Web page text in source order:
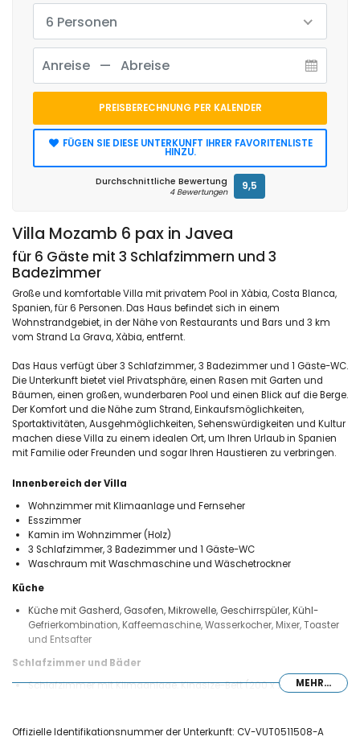
Villa Mozamb 6 pax in Javea
für 6 Gäste mit 3 Schlafzimmern und 3
Badezimmer
Große und komfortable Villa mit privatem Pool in Xàbia, Costa Blanca,
Spanien, für 6 Personen. Das Haus befindet sich in einem
Wohnstrandgebiet, in der Nähe von Restaurants und Bars und 3 km
vom Strand La Grava, Xàbia, entfernt.
Das Haus verfügt über 3 Schlafzimmer, 3 Badezimmer und 1 Gäste-WC.
Die Unterkunft bietet viel Privatsphäre, einen Rasen mit Garten und
Bäumen, einen großen, wunderbaren Pool und einen Blick auf die Berge.
Der Komfort und die Nähe zum Strand, Einkaufsmöglichkeiten,
Sportaktivitäten, Ausgehmöglichkeiten, Sehenswürdigkeiten und Kultur
machen diese Villa zu einem idealen Ort, um Ihren Urlaub in Spanien
mit Familie oder Freunden und sogar Ihren Haustieren zu verbringen.
Innenbereich der Villa
Wohnzimmer mit Klimaanlage und Fernseher
Esszimmer
Kamin im Wohnzimmer (Holz)
3 Schlafzimmer, 3 Badezimmer und 1 Gäste-WC
Waschraum mit Waschmaschine und Wäschetrockner
Küche
Küche mit Gasherd, Gasofen, Mikrowelle, Geschirrspüler, Kühl-
Gefrierkombination, Kaffeemaschine, Wasserkocher, Mixer, Toaster
und Entsafter
Schlafzimmer und Bäder
Schlafzimmer mit Klimaanlage, Kingsize-Bett (200 x 200 cm) und
en-suite Badezimmer
MEHR...
Offizielle Identifikationsnummer der Unterkunft: CV-VUT0511508-A
6 Personen
PREISBERECHNUNG PER KALENDER
FÜGEN SIE DIESE UNTERKUNFT IHRER FAVORITENLISTE
HINZU.
Durchschnittliche Bewertung
4 Bewertungen 9,5